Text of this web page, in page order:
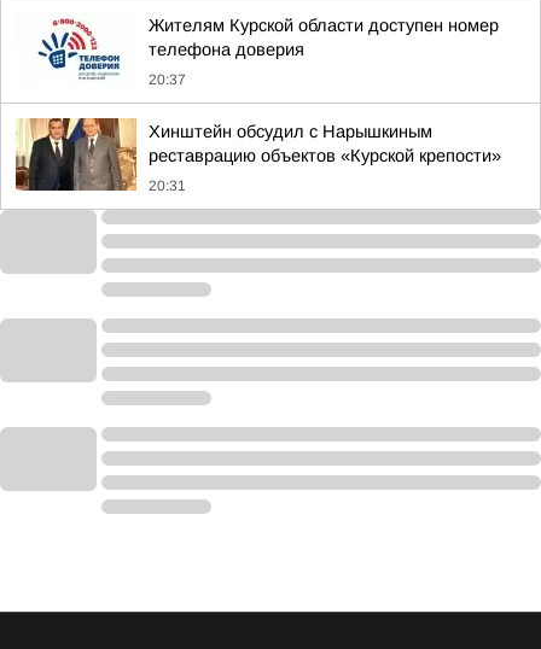
Жителям Курской области доступен номер
телефона доверия
20:37
Хинштейн обсудил с Нарышкиным
реставрацию объектов «Курской крепости»
20:31